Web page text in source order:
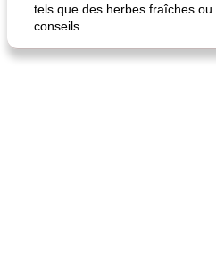
tels que des herbes fraîches
conseils.